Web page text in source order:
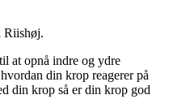
Riishøj.
at opnå indre og ydre
din krop reagerer på
din krop så er din krop god